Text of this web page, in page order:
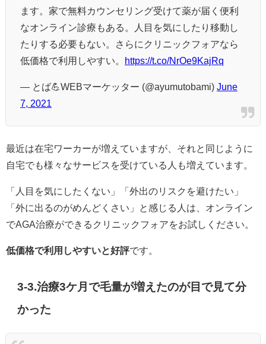
ます。家で無料カウンセリング受けて薬が届く便利
なオンライン診療もある。人目を気にしたり移動し
たりする必要もない。さらにクリニックフォアなら
低価格で利用しやすい。
https://t.co/NrOe9KajRq
— とば💪WEBマーケッター (@ayumutobami) June
7, 2021
最近は在宅ワーカーが増えていますが、それと同じように
自宅でも様々なサービスを受けている人も増えています。
「人目を気にしたくない」「外出のリスクを避けたい」
「外に出るのがめんどくさい」と感じる人は、オンライン
でAGA治療ができるクリニックフォアをお試しください。
低価格で利用しやすいと好評です。
3-3.治療3ケ月で毛量が増えたのが目で見て分
かった